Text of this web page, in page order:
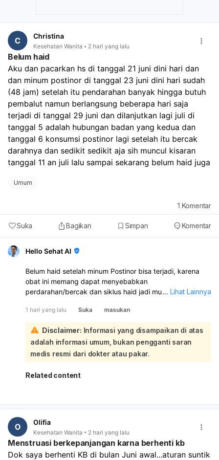
C Christina
Kesehatan Wanita 2 hari yang lalu
Belum haid
Aku dan pacarkan hs di tanggal 21 juni dini hari dan
dan minum postinor di tanggal 23 juni dini hari sudah
(48 jam) setelah itu pendarahan banyak hingga butuh
pembalut namun berlangsung beberapa hari saja
terjadi di tanggal 29 juni dan dilanjutkan lagi juli di
tanggal 5 adalah hubungan badan yang kedua dan
tanggal 6 konsumsi postinor lagi setelah itu bercak
darahnya dan sedikit sedikit aja sih muncul kisaran
tanggal 11 an juli lalu sampai sekarang belum haid juga
Umum
Suka Bagikan Simpan Komentar
1 Komentar
Hello Sehat AI
Belum haid setelah minum Postinor bisa terjadi, karena
obat ini memang dapat menyebabkan
perdarahan/bercak dan siklus haid jadi mundur atau tidak
lagi tanggal 5 Juli, tetap ada kemungkinan hamil.
Sebaiknya lakukan tes kehamilan sekarang, terutama
kalau haid sudah terlambat. Kalau hasilnya negatif tapi
haid tetap belum datang, ulangi 1 minggu kemudian atau
periksakan ke dokter kandungan. Segera periksa juga
bila perdarahannya sangat banyak, nyeri hebat, atau ada
keputihan berbau/ gatal.
... Lihat Lainnya
1 hari yang lalu Suka masukan
Disclaimer: Informasi yang disampaikan di atas
adalah informasi umum, bukan pengganti saran
medis resmi dari dokter atau pakar.
Related content
O Olifia
Kesehatan Wanita 2 hari yang lalu
Menstruasi berkepanjangan karna berhenti kb
Dok saya berhenti KB di bulan Juni awal...aturan suntik